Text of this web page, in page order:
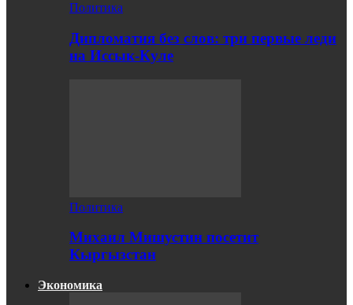
Политика
Дипломатия без слов: три первые леди
на Иссык-Куле
Политика
Михаил Мишустин посетит
Кыргызстан
Экономика